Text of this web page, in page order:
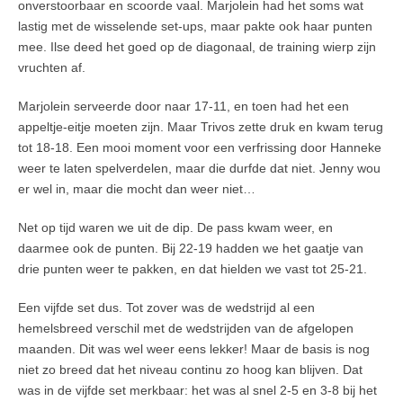
onverstoorbaar en scoorde vaal. Marjolein had het soms wat
lastig met de wisselende set-ups, maar pakte ook haar punten
mee. Ilse deed het goed op de diagonaal, de training wierp zijn
vruchten af.
Marjolein serveerde door naar 17-11, en toen had het een
appeltje-eitje moeten zijn. Maar Trivos zette druk en kwam terug
tot 18-18. Een mooi moment voor een verfrissing door Hanneke
weer te laten spelverdelen, maar die durfde dat niet. Jenny wou
er wel in, maar die mocht dan weer niet…
Net op tijd waren we uit de dip. De pass kwam weer, en
daarmee ook de punten. Bij 22-19 hadden we het gaatje van
drie punten weer te pakken, en dat hielden we vast tot 25-21.
Een vijfde set dus. Tot zover was de wedstrijd al een
hemelsbreed verschil met de wedstrijden van de afgelopen
maanden. Dit was wel weer eens lekker! Maar de basis is nog
niet zo breed dat het niveau continu zo hoog kan blijven. Dat
was in de vijfde set merkbaar: het was al snel 2-5 en 3-8 bij het